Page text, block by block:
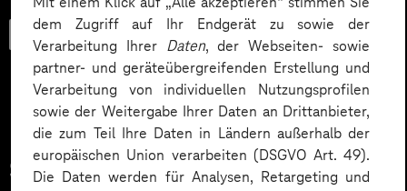
dem Zugriff auf Ihr Endgerät zu sowie der
Verarbeitung Ihrer Daten, der Webseiten- sowie
partner- und geräteübergreifenden Erstellung und
Verarbeitung von individuellen Nutzungsprofilen
sowie der Weitergabe Ihrer Daten an Drittanbieter,
die zum Teil Ihre Daten in Ländern außerhalb der
europäischen Union verarbeiten (DSGVO Art. 49).
Die Daten werden für Analysen, Retargeting und
Trendbook
Innovationen und KI im
Service.